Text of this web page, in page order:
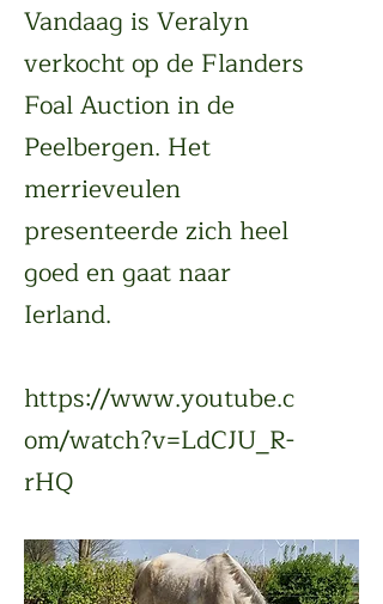
Vandaag is Veralyn
verkocht op de Flanders
Foal Auction in de
Peelbergen. Het
merrieveulen
presenteerde zich heel
goed en gaat naar
Ierland.
https://www.youtube.c
om/watch?v=LdCJU_R-
rHQ